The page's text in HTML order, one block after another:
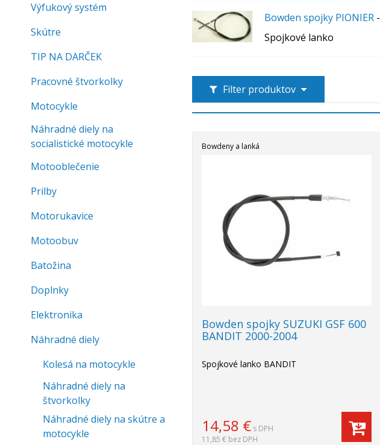
Bowden spojky PIONIER-
Spojkové lanko
Filter produktov
Bowdeny a lanká
Bowden spojky SUZUKI GSF 600
BANDIT 2000-2004
Spojkové lanko BANDIT
14,58 € s DPH
11,85 € bez DPH
Výfukový systém
Skútre
TIP NA DARČEK
Pracovné štvorkolky
Motocykle
Náhradné diely na
socialistické motocykle
Motooblečenie
Prilby
Motorukavice
Motoobuv
Batožina
Doplnky
Elektronika
Náhradné diely
Kolesá na motocykle
Náhradné diely na
štvorkolky
Náhradné diely na skútre a
motocykle